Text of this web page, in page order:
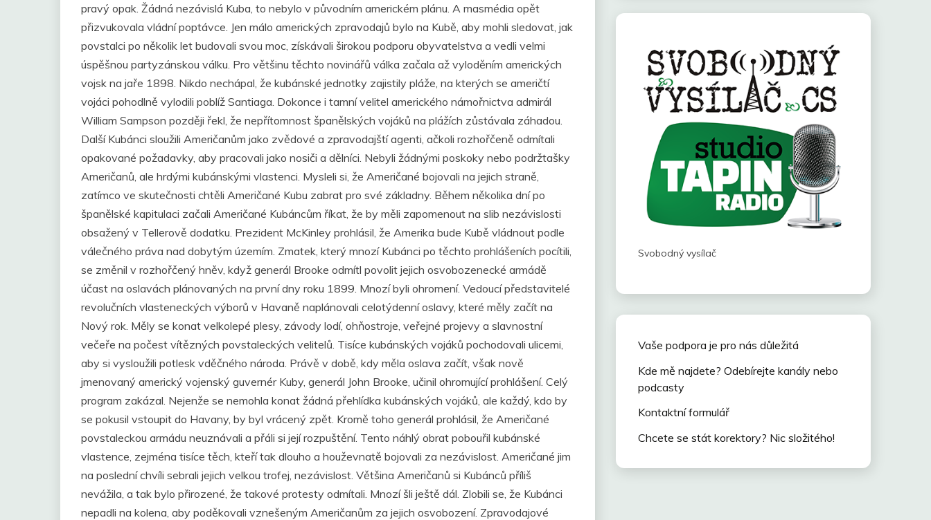
pravý opak. Žádná nezávislá Kuba, to nebylo v původním americkém plánu. A masmédia opět
přizvukovala vládní poptávce. Jen málo amerických zpravodajů bylo na Kubě, aby mohli sledovat, jak
povstalci po několik let budovali svou moc, získávali širokou podporu obyvatelstva a vedli velmi
úspěšnou partyzánskou válku. Pro většinu těchto novinářů válka začala až vyloděním amerických
vojsk na jaře 1898. Nikdo nechápal, že kubánské jednotky zajistily pláže, na kterých se američtí
vojáci pohodlně vylodili poblíž Santiaga. Dokonce i tamní velitel amerického námořnictva admirál
William Sampson později řekl, že nepřítomnost španělských vojáků na plážích zůstávala záhadou.
Další Kubánci sloužili Američanům jako zvědové a zpravodajští agenti, ačkoli rozhořčeně odmítali
opakované požadavky, aby pracovali jako nosiči a dělníci. Nebyli žádnými poskoky nebo podržtašky
Američanů, ale hrdými kubánskými vlastenci. Mysleli si, že Američané bojovali na jejich straně,
zatímco ve skutečnosti chtěli Američané Kubu zabrat pro své základny. Během několika dní po
španělské kapitulaci začali Američané Kubáncům říkat, že by měli zapomenout na slib nezávislosti
obsažený v Tellerově dodatku. Prezident McKinley prohlásil, že Amerika bude Kubě vládnout podle
válečného práva nad dobytým územím. Zmatek, který mnozí Kubánci po těchto prohlášeních pocítili,
se změnil v rozhořčený hněv, když generál Brooke odmítl povolit jejich osvobozenecké armádě
účast na oslavách plánovaných na první dny roku 1899. Mnozí byli ohromení. Vedoucí představitelé
revolučních vlasteneckých výborů v Havaně naplánovali celotýdenní oslavy, které měly začít na
Nový rok. Měly se konat velkolepé plesy, závody lodí, ohňostroje, veřejné projevy a slavnostní
večeře na počest vítězných povstaleckých velitelů. Tisíce kubánských vojáků pochodovali ulicemi,
aby si vysloužili potlesk vděčného národa. Právě v době, kdy měla oslava začít, však nově
jmenovaný americký vojenský guvernér Kuby, generál John Brooke, učinil ohromující prohlášení. Celý
program zakázal. Nejenže se nemohla konat žádná přehlídka kubánských vojáků, ale každý, kdo by
se pokusil vstoupit do Havany, by byl vrácený zpět. Kromě toho generál prohlásil, že Američané
povstaleckou armádu neuznávali a přáli si její rozpuštění. Tento náhlý obrat pobouřil kubánské
vlastence, zejména tisíce těch, kteří tak dlouho a houževnatě bojovali za nezávislost. Američané jim
na poslední chvíli sebrali jejich velkou trofej, nezávislost. Většina Američanů si Kubánců příliš
nevážila, a tak bylo přirozené, že takové protesty odmítali. Mnozí šli ještě dál. Zlobili se, že Kubánci
nepadli na kolena, aby poděkovali vznešeným Američanům za jejich osvobození. Zpravodajové
Svobodný vysílač
Vaše podpora je pro nás důležitá
Kde mě najdete? Odebírejte kanály nebo
podcasty
Kontaktní formulář
Chcete se stát korektory? Nic složitého!